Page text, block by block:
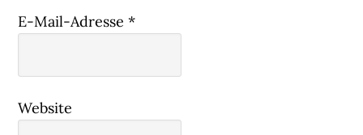
E-Mail-Adresse*
Website